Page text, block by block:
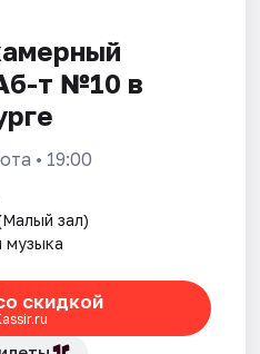
т №10 в
• 19:00
зал)
музыка
скидкой